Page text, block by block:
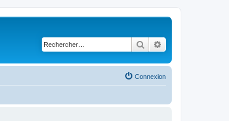
Rechercher
Connexion